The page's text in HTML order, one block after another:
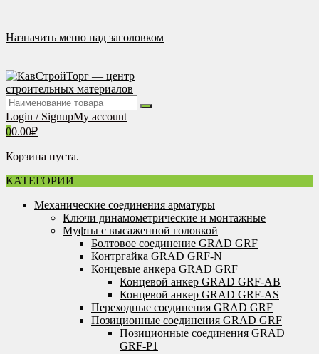
содержимому
Назначить меню над заголовком
Login / SignupMy account
00.00₽
Корзина пуста.
КАТЕГОРИИ
Механические соединения арматуры
Ключи динамометрические и монтажные
Муфты с высаженной головкой
Болтовое соединение GRAD GRF
Контргайка GRAD GRF-N
Концевые анкера GRAD GRF
Концевой анкер GRAD GRF-AB
Концевой анкер GRAD GRF-AS
Переходные соединения GRAD GRF
Позиционные соединения GRAD GRF
Позиционные соединения GRAD
GRF-P1